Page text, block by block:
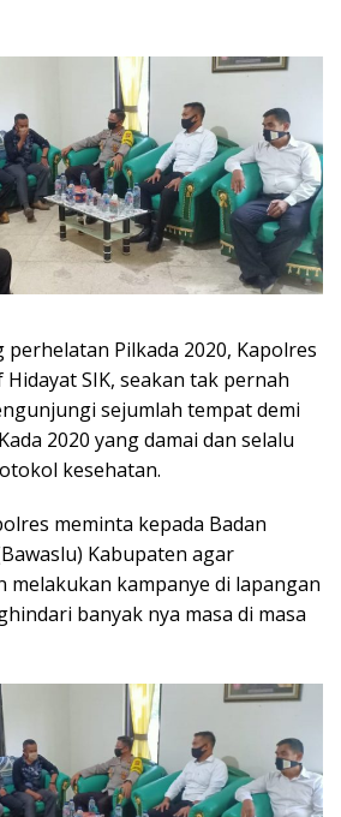
Pilkada 2020, Kapolres
Hidayat SIK, seakan tak pernah
sejumlah tempat demi
2020 yang damai dan selalu
kesehatan.
meminta kepada Badan
Kabupaten agar
melakukan kampanye di lapangan
banyak nya masa di masa